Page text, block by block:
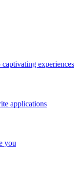
experiences
applications
you